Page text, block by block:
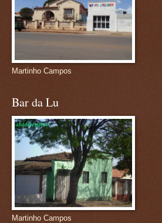
Martinho Campos
Bar da Lu
Martinho Campos